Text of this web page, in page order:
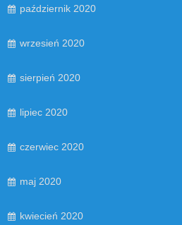
październik 2020
wrzesień 2020
sierpień 2020
lipiec 2020
czerwiec 2020
maj 2020
kwiecień 2020